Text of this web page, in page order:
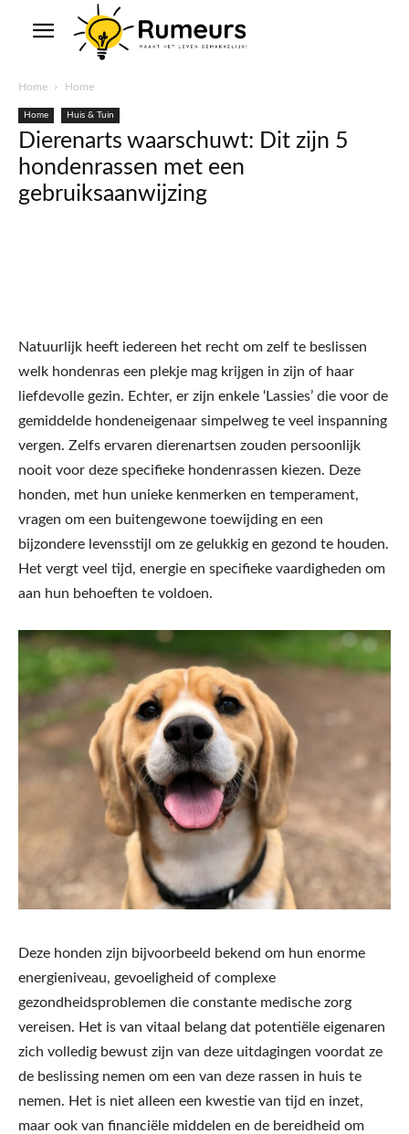
Home Home
Home Huis & Tuin
Dierenarts waarschuwt: Dit zijn 5
hondenrassen met een
gebruiksaanwijzing
Natuurlijk heeft iedereen het recht om zelf te beslissen
welk hondenras een plekje mag krijgen in zijn of haar
liefdevolle gezin. Echter, er zijn enkele ‘Lassies’ die voor de
gemiddelde hondeneigenaar simpelweg te veel inspanning
vergen. Zelfs ervaren dierenartsen zouden persoonlijk
nooit voor deze specifieke hondenrassen kiezen. Deze
honden, met hun unieke kenmerken en temperament,
vragen om een buitengewone toewijding en een
bijzondere levensstijl om ze gelukkig en gezond te houden.
Het vergt veel tijd, energie en specifieke vaardigheden om
aan hun behoeften te voldoen.
Deze honden zijn bijvoorbeeld bekend om hun enorme
energieniveau, gevoeligheid of complexe
gezondheidsproblemen die constante medische zorg
vereisen. Het is van vitaal belang dat potentiële eigenaren
zich volledig bewust zijn van deze uitdagingen voordat ze
de beslissing nemen om een van deze rassen in huis te
nemen. Het is niet alleen een kwestie van tijd en inzet,
maar ook van financiële middelen en de bereidheid om